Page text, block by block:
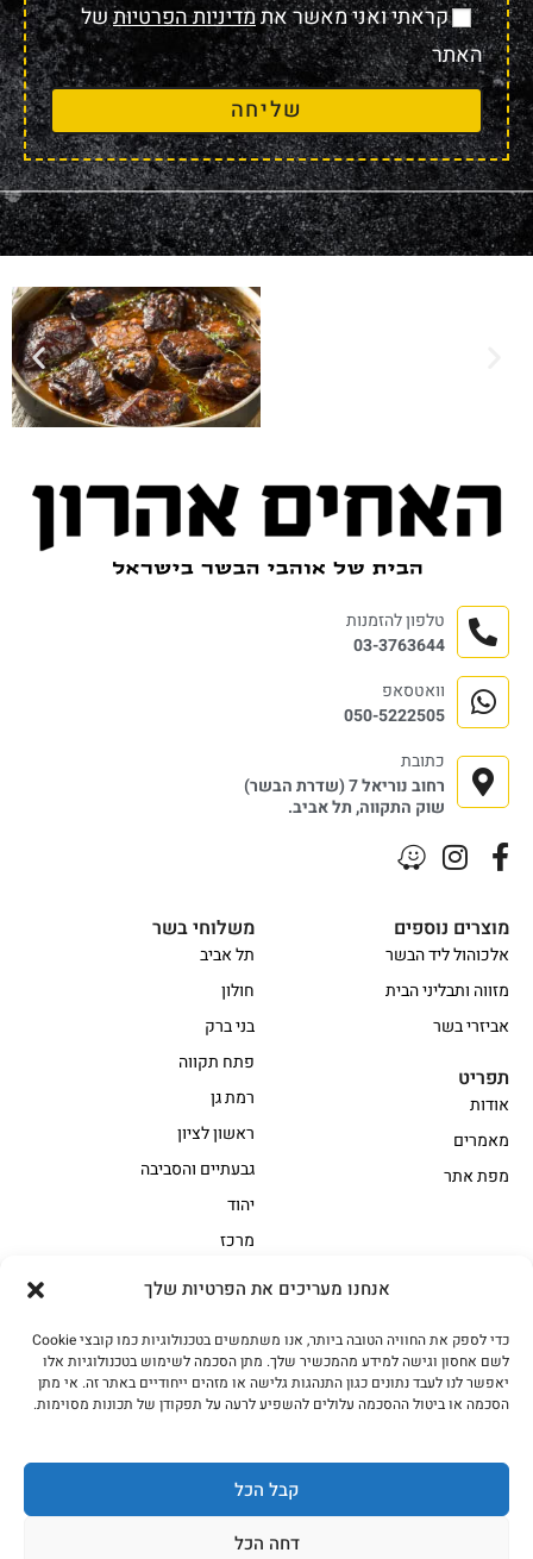
אנחנו מעריכים את הפרטיות שלך
כדי לספק את החוויה הטובה ביותר, אנו משתמשים בטכנולוגיות כמו קובצי Cookie
לשם אחסון וגישה למידע מהמכשיר שלך. מתן הסכמה לשימוש בטכנולוגיות אלו
יאפשר לנו לעבד נתונים כגון התנהגות גלישה או מזהים ייחודיים באתר זה. אי מתן
הסכמה או ביטול ההסכמה עלולים להשפיע לרעה על תפקודן של תכונות מסוימות.
קבל הכל
דחה הכל
קראתי ואני מאשר אתמדיניות הפרטיותשל
האתר
שליחה
אווז
בשר בקר משובח
בשר בקר עגלה משובח
בשר למעשנת
הודו
חלקים אחוריים
מיוחדי מסורת1
נתחי פנים
עוף
משלוחי בשר
תל אביב
חולון
בני ברק
פתח תקווה
רמת גן
ראשון לציון
גבעתיים והסביבה
יהוד
מרכז
מוצרים נוספים
אלכוהול ליד הבשר
מזווה ותבליני הבית
אביזרי בשר
תפריט
אודות
מאמרים
מפת אתר
טלפון להזמנות
03-3763644
וואטסאפ
050-5222505
כתובת
רחוב נוריאל 7 (שדרת הבשר)
שוק התקווה, תל אביב.